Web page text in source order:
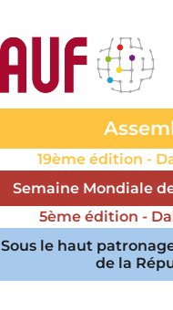
19ème édition -
Semaine Mondiale
5ème édition -
Sous le haut
de la